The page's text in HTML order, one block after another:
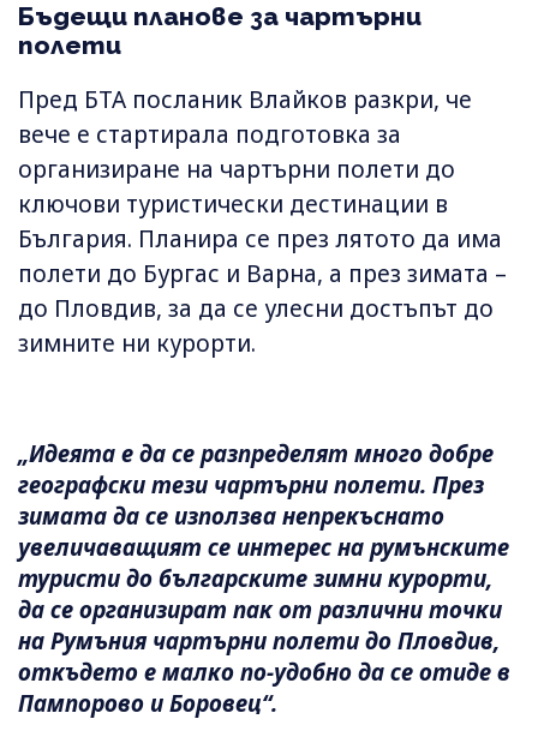
Бъдещи планове за чартърни
полети
Пред БТА посланик Влайков разкри, че
вече е стартирала подготовка за
организиране на чартърни полети до
ключови туристически дестинации в
България. Планира се през лятото да има
полети до Бургас и Варна, а през зимата –
до Пловдив, за да се улесни достъпът до
зимните ни курорти.
„Идеята е да се разпределят много добре
географски тези чартърни полети. През
зимата да се използва непрекъснато
увеличаващият се интерес на румънските
туристи до българските зимни курорти,
да се организират пак от различни точки
на Румъния чартърни полети до Пловдив,
откъдето е малко по-удобно да се отиде в
Пампорово и Боровец“.